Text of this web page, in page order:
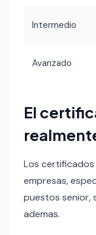
Intermedio
Avanzado
El
Los
empresas,
puestos senior,
ademas.